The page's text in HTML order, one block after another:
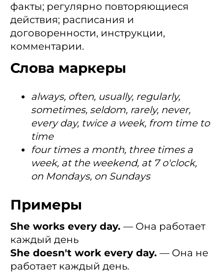
факты; регулярно повторяющиеся
действия; расписания и
договоренности, инструкции,
комментарии.
Слова маркеры
always, often, usually, regularly,
sometimes, seldom, rarely, never,
every day, twice a week, from time to
time
four times a month, three times a
week, at the weekend, at 7 o'clock,
on Mondays, on Sundays
Примеры
She works every day. — Она работает
каждый день
She doesn't work every day. — Она не
работает каждый день.